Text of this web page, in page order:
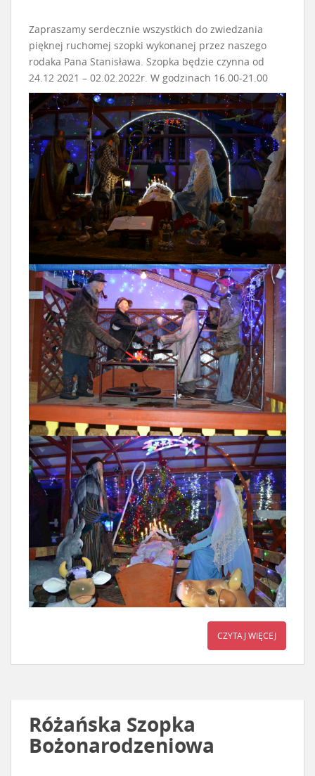
Zapraszamy serdecznie wszystkich do zwiedzania
pięknej ruchomej szopki wykonanej przez naszego
rodaka Pana Stanisława. Szopka będzie czynna od
24.12 2021 – 02.02.2022r. W godzinach 16.00-21.00
CZYTAJ WIĘCEJ
Różańska Szopka
Bożonarodzeniowa